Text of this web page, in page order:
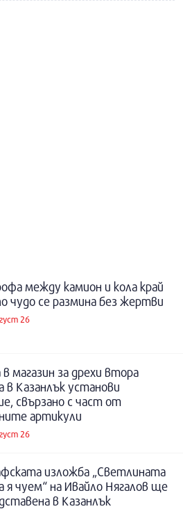
между камион и кола край
чудо се размина без жертви
26
в магазин за дрехи втора
в Казанлък установи
свързано с част от
артикули
26
изложба „Светлината
чуем“ на Ивайло Нягалов ще
в Казанлък